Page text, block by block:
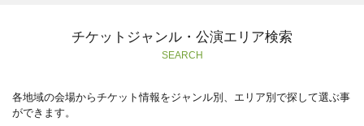
チケットジャンル・公演エリア検索
SEARCH
各地域の会場からチケット情報をジャンル別、エリア別で探して選ぶ事
ができます。